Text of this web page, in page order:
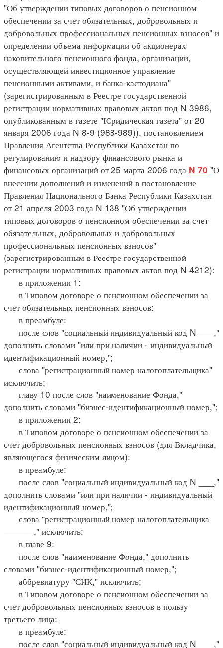
"Об утверждении типовых договоров о пенсионном
обеспечении за счет обязательных, добровольных и
добровольных профессиональных пенсионных взносов" и
определении объема информации об акционерах
накопительного пенсионного фонда, организации,
осуществляющей инвестиционное управление
пенсионными активами, и банка-кастодиана"
(зарегистрированным в Реестре государственной
регистрации нормативных правовых актов под N 3986,
опубликованным в газете "Юридическая газета" от 20
января 2006 года N 8-9 (988-989)), постановлением
Правления Агентства Республики Казахстан по
регулированию и надзору финансового рынка и
финансовых организаций от 25 марта 2006 года N 70 "О
внесении дополнений и изменений в постановление
Правления Национального Банка Республики Казахстан
от 21 апреля 2003 года N 138 "Об утверждении
типовых договоров о пенсионном обеспечении за счет
обязательных, добровольных и добровольных
профессиональных пенсионных взносов"
(зарегистрированным в Реестре государственной
регистрации нормативных правовых актов под N 4212):
в приложении 1:
в Типовом договоре о пенсионном обеспечении за
счет обязательных пенсионных взносов:
в преамбуле:
после слов "социальный индивидуальный код N ___,"
дополнить словами "или при наличии - индивидуальный
идентификационный номер,";
слова "регистрационный номер налогоплательщика"
исключить;
главу 10 после слов "наименование Фонда,"
дополнить словами "бизнес-идентификационный номер,";
в приложении 2:
в Типовом договоре о пенсионном обеспечении за
счет добровольных пенсионных взносов (для Вкладчика,
являющегося физическим лицом):
в преамбуле:
после слов "социальный индивидуальный код N ___,"
дополнить словами "или при наличии - индивидуальный
идентификационный номер,";
слова "регистрационный номер налогоплательщика
______," исключить;
в главе 9:
после слов "наименование Фонда," дополнить
словами "бизнес-идентификационный номер,";
аббревиатуру "СИК," исключить;
в Типовом договоре о пенсионном обеспечении за
счет добровольных пенсионных взносов в пользу
третьего лица:
в преамбуле:
после слов "социальный индивидуальный код N ___,"